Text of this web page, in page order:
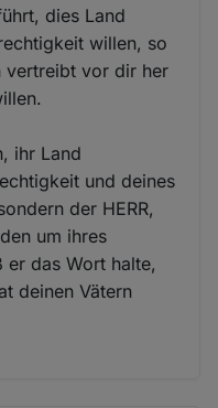
dies Land
willen, so
vertreibt vor dir her
ihr Land
und deines
der HERR,
um ihres
er das Wort halte,
deinen Vätern